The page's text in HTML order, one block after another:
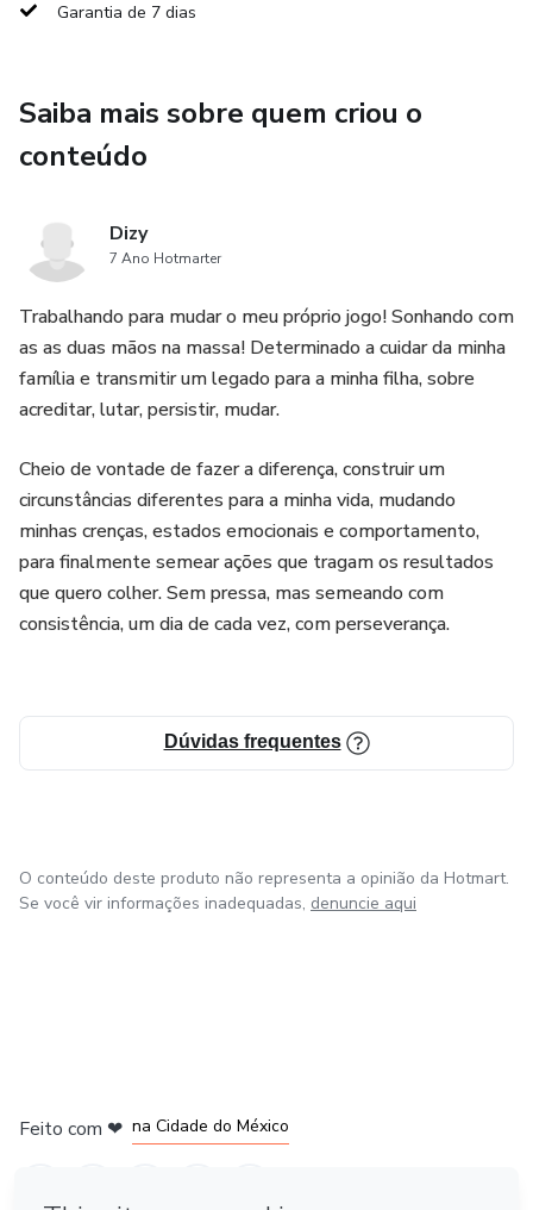
Garantia de 7 dias
Saiba mais sobre quem criou o
conteúdo
Dizy
7 Ano Hotmarter
Trabalhando para mudar o meu próprio jogo! Sonhando com
as as duas mãos na massa! Determinado a cuidar da minha
família e transmitir um legado para a minha filha, sobre
acreditar, lutar, persistir, mudar.
Cheio de vontade de fazer a diferença, construir um
circunstâncias diferentes para a minha vida, mudando
minhas crenças, estados emocionais e comportamento,
para finalmente semear ações que tragam os resultados
que quero colher. Sem pressa, mas semeando com
consistência, um dia de cada vez, com perseverança.
Dúvidas frequentes
O conteúdo deste produto não representa a opinião da Hotmart.
Se você vir informações inadequadas, denuncie aqui
Feito com ❤ na Cidade do México